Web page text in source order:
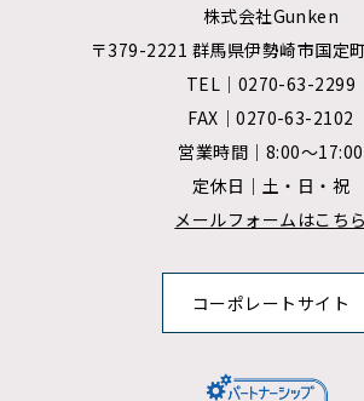
株式会社Gunken
〒379-2221 群馬県伊勢崎市国定
TEL｜ 0270-63-2299
FAX｜0270-63-2102
営業時間｜8:00～17:00
定休日｜土・日・祝
メールフォームはこちら
コーポレートサイト